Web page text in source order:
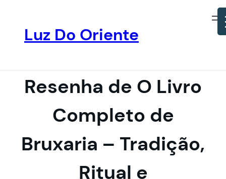
conteúdo
Luz Do Oriente
Resenha de O Livro
Completo de
Bruxaria – Tradição,
Ritual e